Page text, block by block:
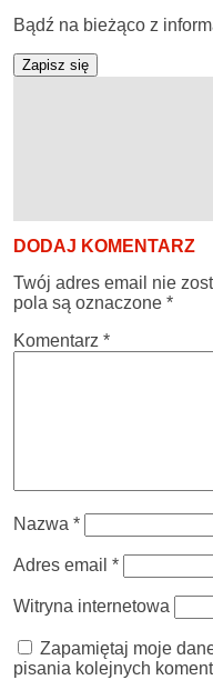
Bądź na bieżąco z
Zapisz się
DODAJ KOMENTARZ
Twój adres email nie
pola są oznaczone *
Komentarz *
Nazwa *
Adres email *
Witryna internetowa
Zapamiętaj moje
pisania kolejnych